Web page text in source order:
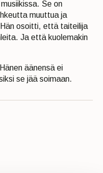
Se on
muuttua ja
osoitti, että taiteilija
Ja että kuolemakin
äänensä ei
se jää soimaan.